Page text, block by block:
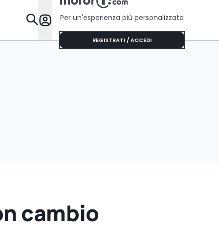
Da Sapere
Per un'esperienza più personalizzata
REGISTRATI / ACCEDI
cambio